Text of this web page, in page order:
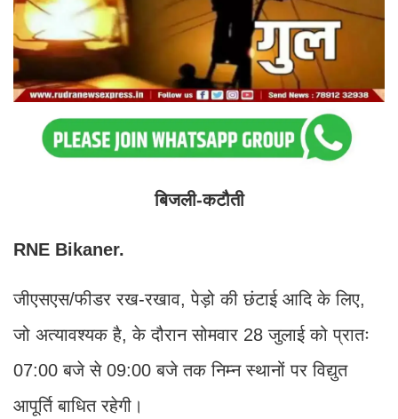
बिजली-कटौती
RNE Bikaner.
जीएसएस/फीडर रख-रखाव, पेड़ो की छंटाई आदि के लिए,
जो अत्यावश्यक है, के दौरान सोमवार 28 जुलाई को प्रातः
07:00 बजे से 09:00 बजे तक निम्न स्थानों पर विद्युत
आपूर्ति बाधित रहेगी।